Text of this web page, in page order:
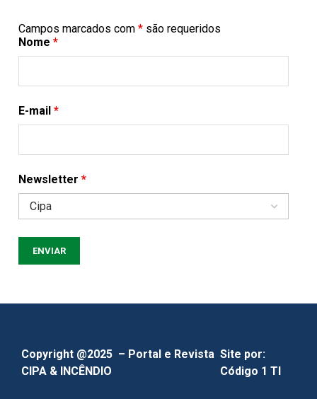
Campos marcados com * são requeridos
Nome *
E-mail *
Newsletter *
Copyright @2025 – Portal e Revista
CIPA & INCÊNDIO
Site por:
Código 1 TI